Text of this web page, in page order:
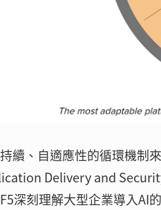
續、自適應性的循環機制
Delivery and
深刻理解大型企業導入AI